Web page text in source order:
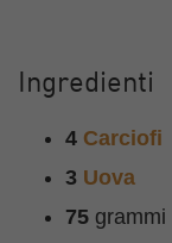
Ingredienti
4 Carciofi
3 Uova
75 grammi